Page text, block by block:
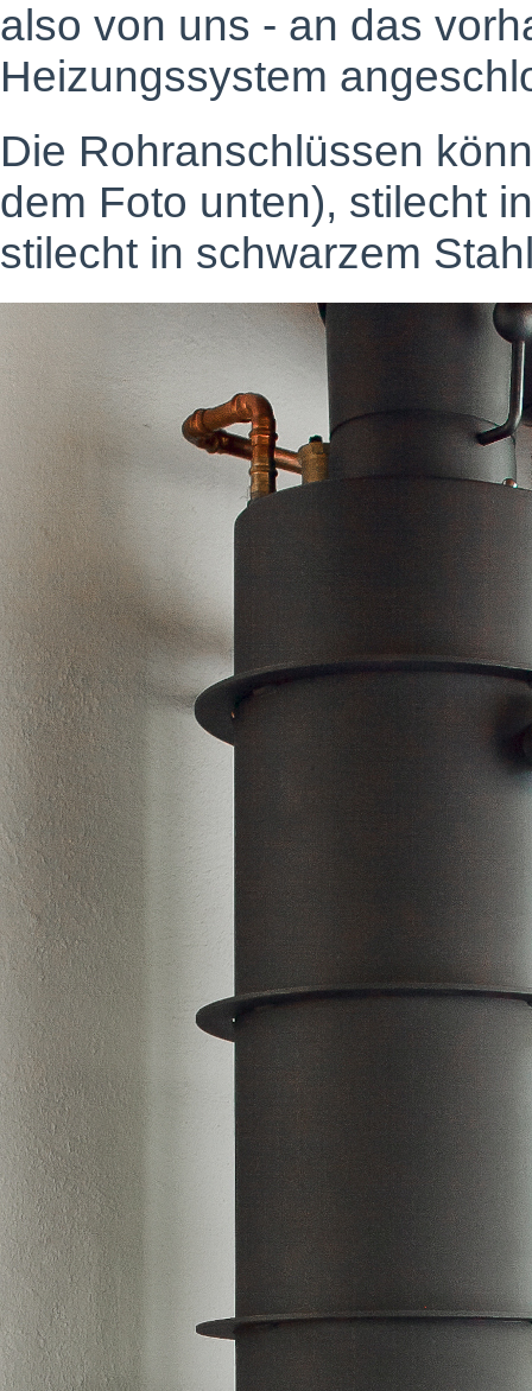
also von uns - an das
Heizungssystem
Die Rohranschlüssen
dem Foto unten), stilecht
stilecht in schwarzem